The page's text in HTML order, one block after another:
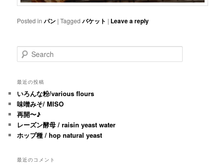
Posted in パン |Tagged バケット | Leave a reply
Search
最近の投稿
いろんな粉/various flours
味噌みそ/ MISO
再開〜♪
レーズン酵母 / raisin yeast water
ホップ種 / hop natural yeast
最近のコメント